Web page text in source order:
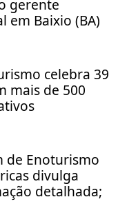
gerente
em Baixio (BA)
celebra 39
mais de 500
de Enoturismo
divulga
detalhada;